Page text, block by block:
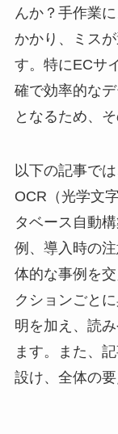
んか？手作業
かかり、ミス
す。特にECサ
確で効率的な
となるため、
以下の記事で
OCR（光学文
タベース自動
例、導入時の
体的な事例を
クションごと
明を加え、読
ます。また、
設け、全体の